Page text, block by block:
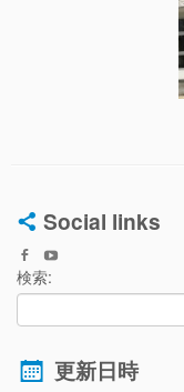
Social links
検索:
更新日時